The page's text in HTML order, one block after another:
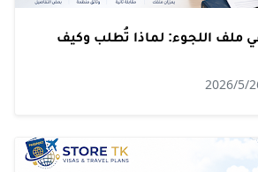
في ملف اللجوء: لماذا تُطلب وكيف
2026/5/